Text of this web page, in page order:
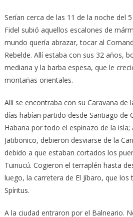
Serían cerca de las 11 de la noche del
Fidel subió aquellos escalones de
mundo quería abrazar, tocar al
Rebelde. Allí estaba con sus 32 años,
mediana y la barba espesa, que le
montañas orientales.
Allí se encontraba con su Caravana de
días habían partido desde Santiago de
Habana por todo el espinazo de la isla;
Jatibonico, debieron desviarse de la
debido a que estaban cortados los
Tuinucú. Cogieron el terraplén hasta
luego, la carretera de El Jíbaro, que
Spíritus.
A la ciudad entraron por el Balneario.